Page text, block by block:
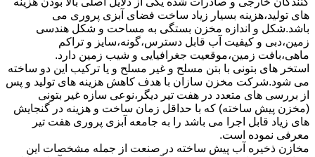
های تولید،هزینه بسیار زیاد ساخت فضای آبزی پروری می
باشد.شکل و اندازه مخزن بستگی به مساحت و شکل هندسی
زمین،دبی و کیفیت آب قابل دسترس،گونه،سایز و تراکم
ماهی،بافت زمین،موقعیت جغرافیایی و شیب زمین دارد.
استخر های بتونی با بتن مسلح و غیر مسلح و یا ترکیب این دو ساخته
می شود.شرکت مخزن سازان با هدف کاهش هزینه های تولید و پس
از بررسی های متعدد در هفت تیر دیگر،نوعی سازه غیر بتونی
(مخزن پیش ساخته) که با حداقل زمان ساخت و هزینه در گنجایش
های زیاد قابل اجرا می باشد را به جامعه آبزی پروری هفت تیر
معرفی نموده است.
مخازن ذخیره آب پیش ساخته در صنعت از جمله مشخصات این